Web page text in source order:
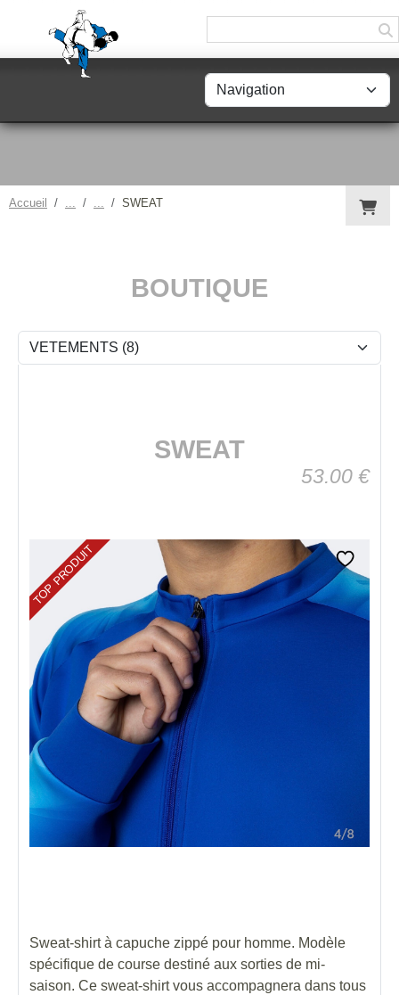
Accueil SWEAT
BOUTIQUE
SWEAT
53.00 €
TOP PRODUIT
Sweat-shirt à capuche zippé pour homme. Modèle
spécifique de course destiné aux sorties de mi-
saison. Ce sweat-shirt vous accompagnera dans tous
Panneau de gestion des cookies